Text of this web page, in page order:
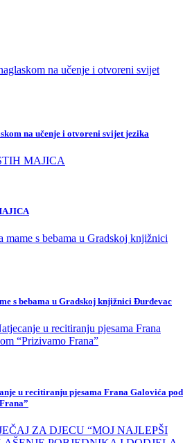
na učenje i otvoreni svijet jezika
s bebama u Gradskoj knjižnici Đurđevac
u recitiranju pjesama Frana Galovića pod